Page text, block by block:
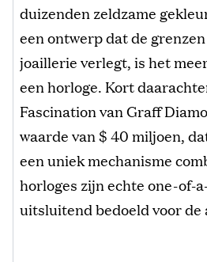
duizenden zeldzame
een ontwerp dat de
joaillerie verlegt, is het
een horloge. Kort
Fascination van Graff
waarde van $ 40 miljoen,
een uniek mechanisme
horloges zijn echte one-of-
uitsluitend bedoeld voor